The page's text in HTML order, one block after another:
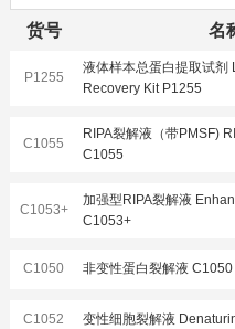
货号 名
P1255
液体样本总蛋白提取试
Recovery Kit P1255
C1055
RIPA裂解液（带PMSF)
C1055
C1053+
加强型RIPA裂解液
C1053+
C1050 非变性蛋白裂解液 C1050
C1052 变性细胞裂解液